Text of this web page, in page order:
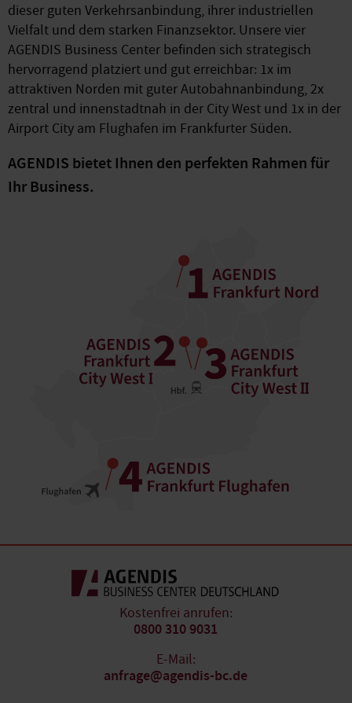
dieser guten Verkehrsanbindung, ihrer industriellen
Vielfalt und dem starken Finanzsektor. Unsere vier
AGENDIS Business Center befinden sich strategisch
hervorragend platziert und gut erreichbar: 1x im
attraktiven Norden mit guter Autobahnanbindung, 2x
zentral und innenstadtnah in der City West und 1x in der
Airport City am Flughafen im Frankfurter Süden.
AGENDIS bietet Ihnen den perfekten Rahmen für
Ihr Business.
Kostenfrei anrufen:
0800 310 9031
E-Mail:
anfrage@agendis-bc.de